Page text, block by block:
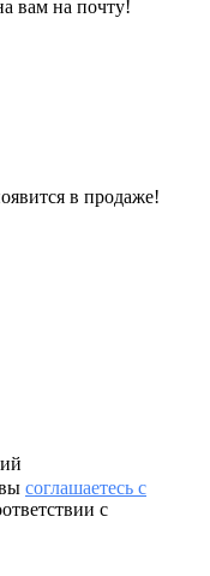
вам на почту!
в продаже!
соглашаетесь с
с